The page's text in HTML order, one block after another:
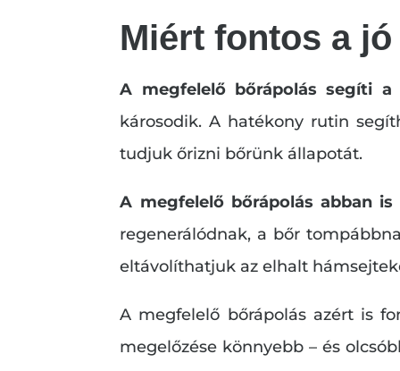
Miért fontos a
A megfelelő bőrápolás segíti
károsodik. A hatékony rutin
tudjuk őrizni bőrünk állapotát.
A megfelelő bőrápolás abban
regenerálódnak, a bőr
eltávolíthatjuk az elhalt
A megfelelő bőrápolás azért is
megelőzése könnyebb – és